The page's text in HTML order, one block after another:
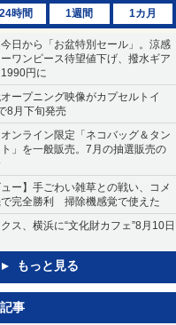
24時間 1週間 1カ月
日から「お盆特別セール」。涼感
ワンピース待望値下げ、撥水ギア
円に
ープニング映像がカプセルトイ
8月下旬発売
ンライン限定「ネコバッグ＆タン
」を一般販売。7月の抽選販売の
ュー】手ごわい雑草との戦い、コメ
で完全勝利 掃除機感覚で使えた
ス、横浜に“文化財カフェ”8月10日
もっと見る
事